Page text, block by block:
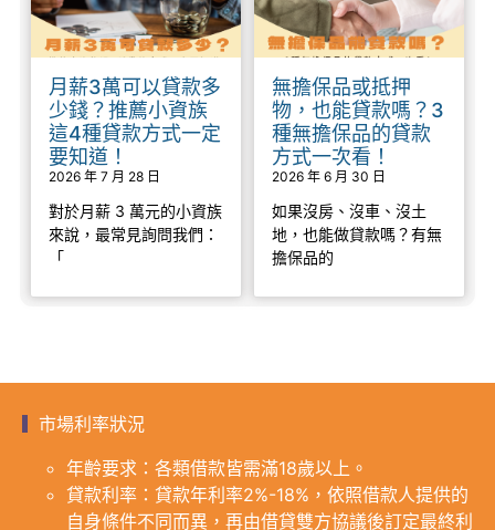
月薪3萬可以貸款多
少錢？推薦小資族
這4種貸款方式一定
要知道！
2026 年 7 月 28 日
對於月薪 3 萬元的小資族
來說，最常見詢問我們：
「
無擔保品或抵押
物，也能貸款嗎？3
種無擔保品的貸款
方式一次看！
2026 年 6 月 30 日
如果沒房、沒車、沒土
地，也能做貸款嗎？有無
擔保品的
市場利率狀況
年齡要求：各類借款皆需滿18歲以上。
貸款利率：貸款年利率2%-18%，依照借款人提供的
自身條件不同而異，再由借貸雙方協議後訂定最終利